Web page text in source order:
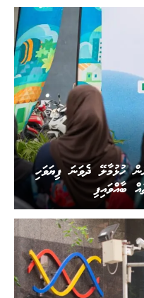
ހުޅުމާލޭ ދެވަނަ ފިޔަވަހި
ބާއްވައިފި